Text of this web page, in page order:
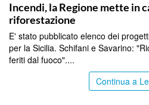
Incendi, la Regione mette in
riforestazione
E' stato pubblicato elenco dei
per la Sicilia. Schifani e Savarino:
feriti dal fuoco"....
Continua a